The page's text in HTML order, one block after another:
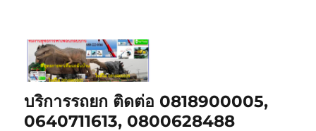
บริการรถยก ติดต่อ 0818900005,
0640711613, 0800628488